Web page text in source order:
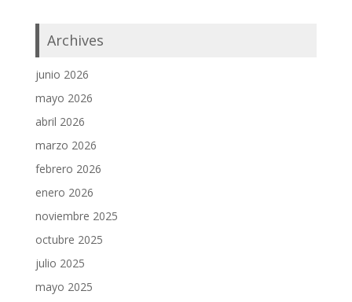
Archives
junio 2026
mayo 2026
abril 2026
marzo 2026
febrero 2026
enero 2026
noviembre 2025
octubre 2025
julio 2025
mayo 2025